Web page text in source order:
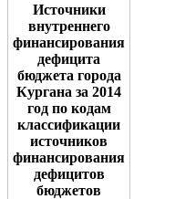
Источники
внутреннего
финансирования
дефицита
бюджета города
Кургана за 2014
год по кодам
классификации
источников
финансирования
дефицитов
бюджетов